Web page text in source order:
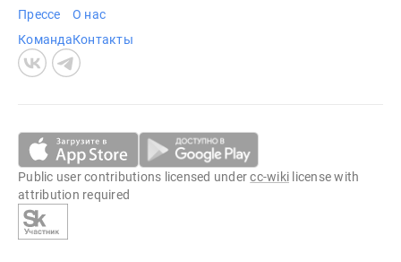
Прессе
Команда
О нас
Контакты
Public user contributions licensed undercc-wiki license with
attribution required